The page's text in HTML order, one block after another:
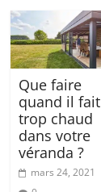
Que faire
quand il fait
trop chaud
dans votre
véranda ?
mars 24, 2021